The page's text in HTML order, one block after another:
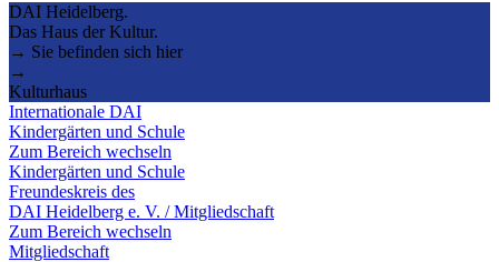
DAI Heidelberg.
Das Haus der Kultur.
→ Sie befinden sich hier
→
Kulturhaus
Internationale DAI
Kindergärten und Schule
Zum Bereich wechseln
Kindergärten und Schule
Freundeskreis des
DAI Heidelberg e. V. / Mitgliedschaft
Zum Bereich wechseln
Mitgliedschaft